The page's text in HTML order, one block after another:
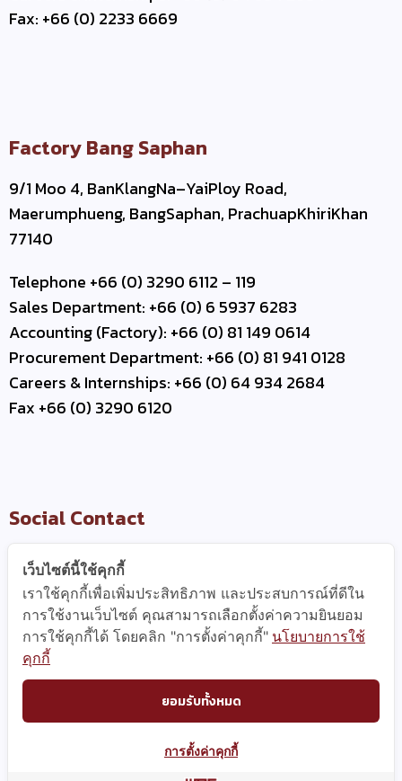
Fax: +66 (0) 2233 6669
Factory Bang Saphan
9/1 Moo 4, BanKlangNa–YaiPloy Road,
Maerumphueng, BangSaphan, PrachuapKhiriKhan
77140
Telephone +66 (0) 3290 6112 – 119
Sales Department: +66 (0) 6 5937 6283
Accounting (Factory): +66 (0) 81 149 0614
Procurement Department: +66 (0) 81 941 0128
Careers & Internships: +66 (0) 64 934 2684
Fax +66 (0) 3290 6120
Social Contact
Useful Link
Contact Us
Business Partner
เว็บไซต์นี้ใช้คุกกี้
เราใช้คุกกี้เพื่อเพิ่มประสิทธิภาพ และประสบการณ์ที่ดีใน
การใช้งานเว็บไซต์ คุณสามารถเลือกตั้งค่าความยินยอม
การใช้คุกกี้ได้ โดยคลิก "การตั้งค่าคุกกี้" นโยบายการใช้
คุกกี้
ยอมรับทั้งหมด
การตั้งค่าคุกกี้